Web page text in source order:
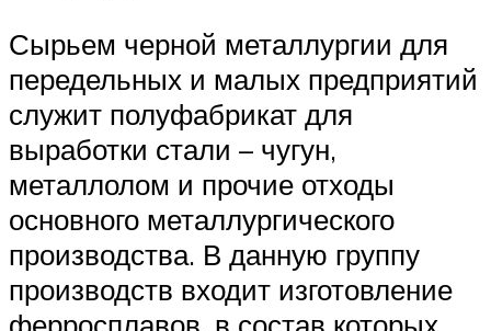
Сырьем черной металлургии для
передельных и малых предприятий
служит полуфабрикат для
выработки стали – чугун,
металлолом и прочие отходы
основного металлургического
производства. В данную группу
производств входит изготовление